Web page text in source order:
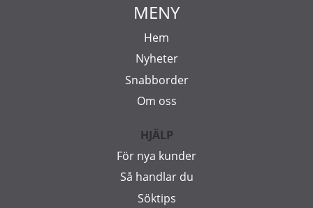
MENY
Hem
Nyheter
Snabborder
Om oss
HJÄLP
För nya kunder
Så handlar du
Söktips